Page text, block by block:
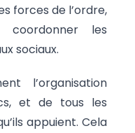
forces de l’ordre,
les
sociaux.
l’organisation
et de tous les
appuient. Cela